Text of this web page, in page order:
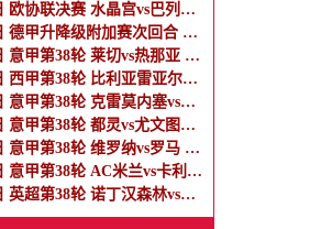
2026年05月28日 欧协联决赛 水晶宫vs巴列卡诺 全场录像
2026年05月26日 德甲升降级附加赛次回合 帕德博恩vs沃尔夫斯堡 全场录像
2026年05月25日 意甲第38轮 莱切vs热那亚 全场录像
2026年05月25日 西甲第38轮 比利亚雷亚尔vs马德里竞技 全场录像
2026年05月25日 意甲第38轮 克雷莫内塞vs科莫 全场录像
2026年05月25日 意甲第38轮 都灵vs尤文图斯 全场录像
2026年05月25日 意甲第38轮 维罗纳vs罗马 全场录像
2026年05月25日 意甲第38轮 AC米兰vs卡利亚里 全场录像
2026年05月25日 英超第38轮 诺丁汉森林vs伯恩茅斯 全场录像